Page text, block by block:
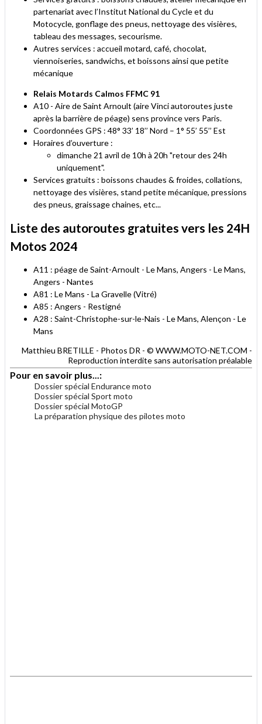
partenariat avec l’Institut National du Cycle et du
Motocycle, gonflage des pneus, nettoyage des visières,
tableau des messages, secourisme.
Autres services : accueil motard, café, chocolat,
viennoiseries, sandwichs, et boissons ainsi que petite
mécanique
Relais Motards Calmos FFMC 91
A10 - Aire de Saint Arnoult (aire Vinci autoroutes juste
après la barrière de péage) sens province vers Paris.
Coordonnées GPS : 48° 33’ 18’’ Nord – 1° 55’ 55’’ Est
Horaires d’ouverture :
dimanche 21 avril de 10h à 20h "retour des 24h
uniquement".
Services gratuits : boissons chaudes & froides, collations,
nettoyage des visières, stand petite mécanique, pressions
des pneus, graissage chaines, etc...
Liste des autoroutes gratuites vers les 24H
Motos 2024
A11 : péage de Saint-Arnoult - Le Mans, Angers - Le Mans,
Angers - Nantes
A81 : Le Mans - La Gravelle (Vitré)
A85 : Angers - Restigné
A28 : Saint-Christophe-sur-le-Nais - Le Mans, Alençon - Le
Mans
Matthieu BRETILLE - Photos DR - © WWW.MOTO-NET.COM -
Reproduction interdite sans autorisation préalable
Pour en savoir plus...:
Dossier spécial Endurance moto
Dossier spécial Sport moto
Dossier spécial MotoGP
La préparation physique des pilotes moto